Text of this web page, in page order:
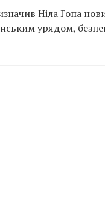
Ніла Гопа
урядом,